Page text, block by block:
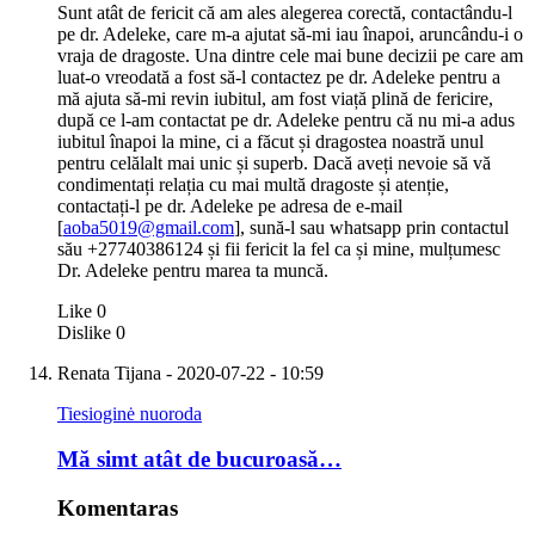
Sunt atât de fericit că am ales alegerea corectă, contactându-l
pe dr. Adeleke, care m-a ajutat să-mi iau înapoi, aruncându-i o
vraja de dragoste. Una dintre cele mai bune decizii pe care am
luat-o vreodată a fost să-l contactez pe dr. Adeleke pentru a
mă ajuta să-mi revin iubitul, am fost viață plină de fericire,
după ce l-am contactat pe dr. Adeleke pentru că nu mi-a adus
iubitul înapoi la mine, ci a făcut și dragostea noastră unul
pentru celălalt mai unic și superb. Dacă aveți nevoie să vă
condimentați relația cu mai multă dragoste și atenție,
contactați-l pe dr. Adeleke pe adresa de e-mail
[aoba5019@gmail.com], sună-l sau whatsapp prin contactul
său +27740386124 și fii fericit la fel ca și mine, mulțumesc
Dr. Adeleke pentru marea ta muncă.
Like 0
Dislike 0
Renata Tijana - 2020-07-22 - 10:59
Tiesioginė nuoroda
Mă simt atât de bucuroasă…
Komentaras